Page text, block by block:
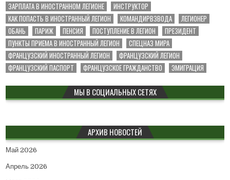
ЗАРПЛАТА В ИНОСТРАННОМ ЛЕГИОНЕ
ИНСТРУКТОР
КАК ПОПАСТЬ В ИНОСТРАННЫЙ ЛЕГИОН
КОМАНДИРВЗВОДА
ЛЕГИОНЕР
ОБАНЬ
ПАРИЖ ПЕНСИЯ ПОСТУПЛЕНИЕ В ЛЕГИОН
ПРЕЗИДЕНТ
ПУНКТЫ ПРИЕМА В ИНОСТРАННЫЙ ЛЕГИОН
СПЕЦНАЗ МИРА
ФРАНЦУЗСКИЙ ИНОСТРАННЫЙ ЛЕГИОН
ФРАНЦУЗСКИЙ ЛЕГИОН
ФРАНЦУЗСКИЙ ПАСПОРТ
ФРАНЦУЗСКОЕ ГРАЖДАНСТВО ЭМИГРАЦИЯ
МЫ В СОЦИАЛЬНЫХ СЕТЯХ
АРХИВ НОВОСТЕЙ
Май 2026
Апрель 2026